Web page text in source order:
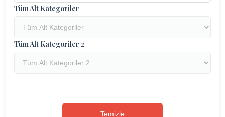
Tüm Alt Kategoriler
Tüm Alt Kategoriler 2
Temizle